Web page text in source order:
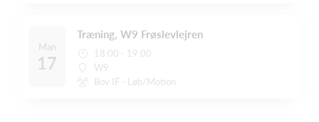
Man
17
Træning, W9 Frøslevlejren
18:00 - 19:00
W9
Bov IF - Løb/Motion